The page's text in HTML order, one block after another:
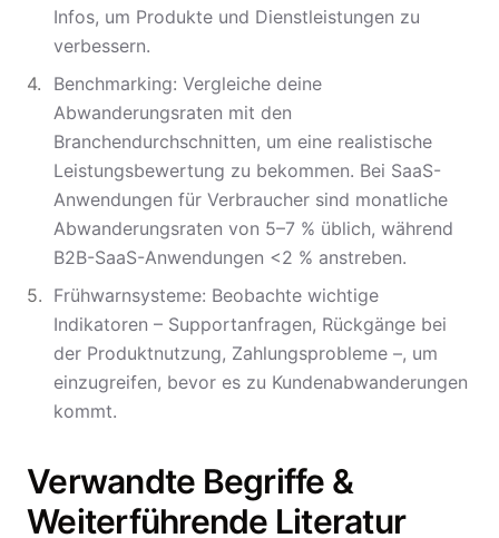
Infos, um Produkte und Dienstleistungen zu
verbessern.
Benchmarking: Vergleiche deine
Abwanderungsraten mit den
Branchendurchschnitten, um eine realistische
Leistungsbewertung zu bekommen. Bei SaaS-
Anwendungen für Verbraucher sind monatliche
Abwanderungsraten von 5–7 % üblich, während
B2B-SaaS-Anwendungen <2 % anstreben.
Frühwarnsysteme: Beobachte wichtige
Indikatoren – Supportanfragen, Rückgänge bei
der Produktnutzung, Zahlungsprobleme –, um
einzugreifen, bevor es zu Kundenabwanderungen
kommt.
Verwandte Begriffe &
Weiterführende Literatur